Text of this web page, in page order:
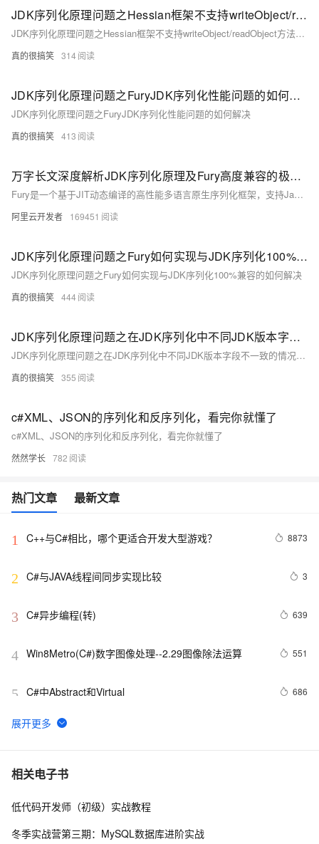
JDK序列化原理问题之Hessian框架不支持writeObject/readObject方法如何解决
JDK序列化原理问题之Hessian框架不支持writeObject/readObject方法如何解决
真的很搞笑 314
JDK序列化原理问题之FuryJDK序列化性能问题的如何解决
JDK序列化原理问题之FuryJDK序列化性能问题的如何解决
真的很搞笑 413
万字长文深度解析JDK序列化原理及Fury高度兼容的极致性能实现
Fury是一个基于JIT动态编译的高性能多语言原生序列化框架，支持Java/Python/Golang/C++/JavaScript等语言，提供全自动的对象多语言/跨语言序列化能力，以及相比于别的框架最高20~200倍的性能。
阿里云开发者 169451
JDK序列化原理问题之Fury如何实现与JDK序列化100%兼容的如何解决
JDK序列化原理问题之Fury如何实现与JDK序列化100%兼容的如何解决
真的很搞笑 444
JDK序列化原理问题之在JDK序列化中不同JDK版本字段不一致的情况如何解决
JDK序列化原理问题之在JDK序列化中不同JDK版本字段不一致的情况如何解决
真的很搞笑 355
c#XML、JSON的序列化和反序列化，看完你就懂了
c#XML、JSON的序列化和反序列化，看完你就懂了
然然学长 782
热门文章 最新文章
1 C++与C#相比，哪个更适合开发大型游戏？ 8873
2 C#与JAVA线程间同步实现比较 3
3 C#异步编程(转) 639
4 Win8Metro(C#)数字图像处理--2.29图像除法运算 551
5 C#中Abstract和Virtual 686
6 [毕业生的商业软件开发之路]C#类型成员样式
7 C#软件开发实例.私人订制自己的屏幕截图工具（九）
8 [CLR via C#]5.1 基元类型
相关电子书
低代码开发师（初级）实战教程
冬季实战营第三期：MySQL数据库进阶实战